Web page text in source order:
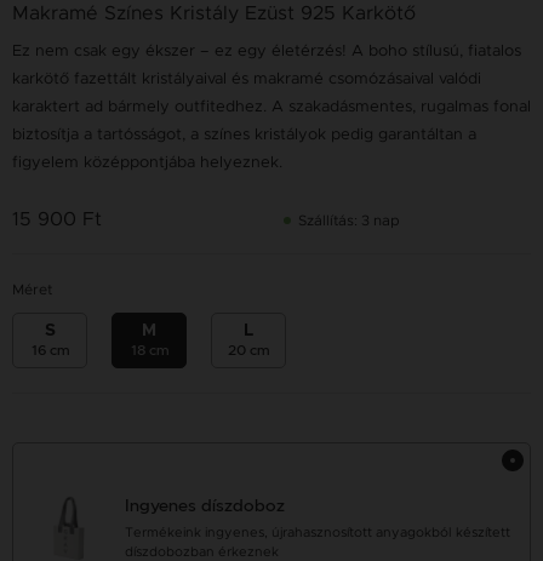
Makramé Színes Kristály Ezüst 925 Karkötő
Ez nem csak egy ékszer – ez egy életérzés! A boho stílusú, fiatalos
karkötő fazettált kristályaival és makramé csomózásaival valódi
karaktert ad bármely outfitedhez. A szakadásmentes, rugalmas fonal
biztosítja a tartósságot, a színes kristályok pedig garantáltan a
figyelem középpontjába helyeznek.
15 900 Ft Szállítás: 3 nap
Méret
S
16 cm
M
18 cm
L
20 cm
Ingyenes díszdoboz
Termékeink ingyenes, újrahasznosított anyagokból készített
díszdobozban érkeznek